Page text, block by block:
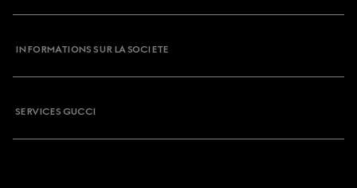
INFORMATIONS SUR LA SOCIETE
SERVICES GUCCI